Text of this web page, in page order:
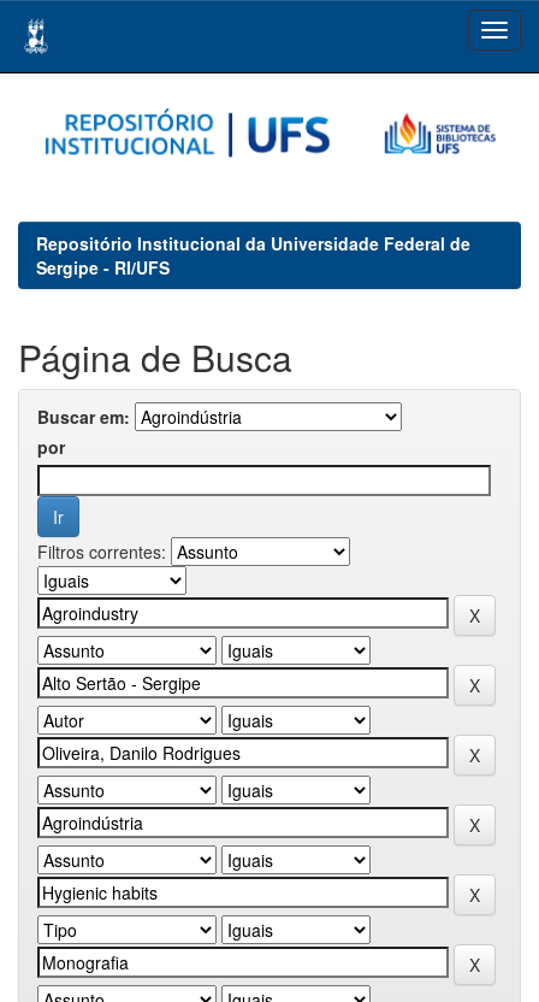
navigation
Repositório Institucional da Universidade Federal de
Sergipe - RI/UFS
Página de Busca
Buscar em:
por
Filtros correntes: